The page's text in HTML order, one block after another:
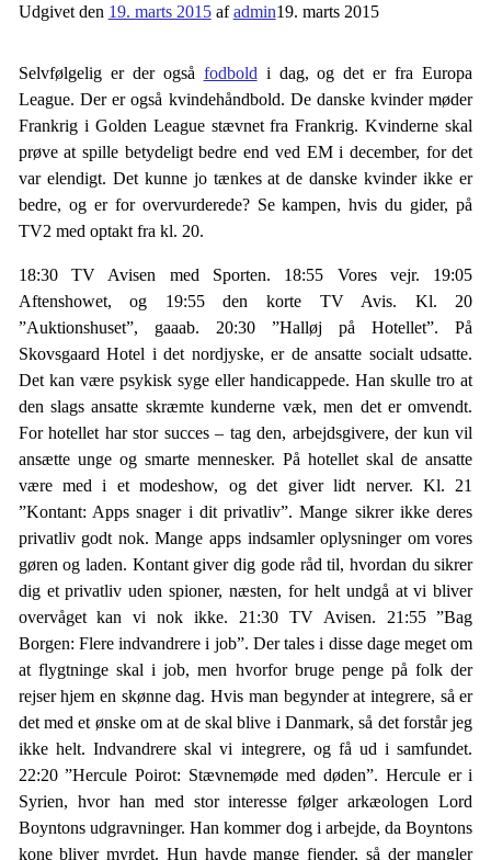
Udgivet den 19. marts 2015 afadmin19. marts 2015
Selvfølgelig er der også fodbold i dag, og det er fra Europa
League. Der er også kvindehåndbold. De danske kvinder møder
Frankrig i Golden League stævnet fra Frankrig. Kvinderne skal
prøve at spille betydeligt bedre end ved EM i december, for det
var elendigt. Det kunne jo tænkes at de danske kvinder ikke er
bedre, og er for overvurderede? Se kampen, hvis du gider, på
TV2 med optakt fra kl. 20.
18:30 TV Avisen med Sporten. 18:55 Vores vejr. 19:05
Aftenshowet, og 19:55 den korte TV Avis. Kl. 20
”Auktionshuset”, gaaab. 20:30 ”Halløj på Hotellet”. På
Skovsgaard Hotel i det nordjyske, er de ansatte socialt udsatte.
Det kan være psykisk syge eller handicappede. Han skulle tro at
den slags ansatte skræmte kunderne væk, men det er omvendt.
For hotellet har stor succes – tag den, arbejdsgivere, der kun vil
ansætte unge og smarte mennesker. På hotellet skal de ansatte
være med i et modeshow, og det giver lidt nerver. Kl. 21
”Kontant: Apps snager i dit privatliv”. Mange sikrer ikke deres
privatliv godt nok. Mange apps indsamler oplysninger om vores
gøren og laden. Kontant giver dig gode råd til, hvordan du sikrer
dig et privatliv uden spioner, næsten, for helt undgå at vi bliver
overvåget kan vi nok ikke. 21:30 TV Avisen. 21:55 ”Bag
Borgen: Flere indvandrere i job”. Der tales i disse dage meget om
at flygtninge skal i job, men hvorfor bruge penge på folk der
rejser hjem en skønne dag. Hvis man begynder at integrere, så er
det med et ønske om at de skal blive i Danmark, så det forstår jeg
ikke helt. Indvandrere skal vi integrere, og få ud i samfundet.
22:20 ”Hercule Poirot: Stævnemøde med døden”. Hercule er i
Syrien, hvor han med stor interesse følger arkæologen Lord
Boyntons udgravninger. Han kommer dog i arbejde, da Boyntons
kone bliver myrdet. Hun havde mange fjender, så der mangler